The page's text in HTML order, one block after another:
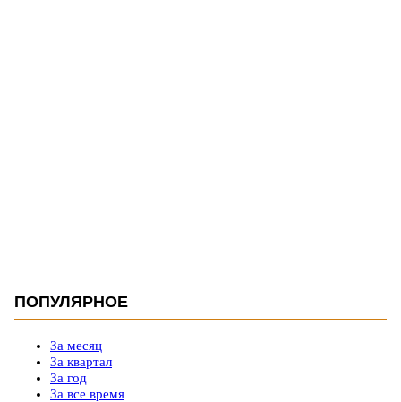
ПОПУЛЯРНОЕ
За месяц
За квартал
За год
За все время